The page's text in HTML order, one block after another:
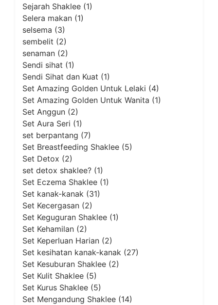
Sejarah Shaklee (1)
Selera makan (1)
selsema (3)
sembelit (2)
senaman (2)
Sendi sihat (1)
Sendi Sihat dan Kuat (1)
Set Amazing Golden Untuk Lelaki (4)
Set Amazing Golden Untuk Wanita (1)
Set Anggun (2)
Set Aura Seri (1)
set berpantang (7)
Set Breastfeeding Shaklee (5)
Set Detox (2)
set detox shaklee? (1)
Set Eczema Shaklee (1)
Set kanak-kanak (31)
Set Kecergasan (2)
Set Keguguran Shaklee (1)
Set Kehamilan (2)
Set Keperluan Harian (2)
Set kesihatan kanak-kanak (27)
Set Kesuburan Shaklee (2)
Set Kulit Shaklee (5)
Set Kurus Shaklee (5)
Set Mengandung Shaklee (14)